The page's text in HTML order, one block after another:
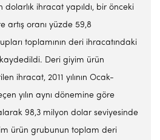
dolarlık ihracat yapıldı, bir önceki
artış oranı yüzde 59,8
toplamının deri ihracatındaki
Deri giyim ürün
ihracat, 2011 yılının Ocak-
yılın aynı dönemine göre
98,3 milyon dolar seviyesinde
ürün grubunun toplam deri